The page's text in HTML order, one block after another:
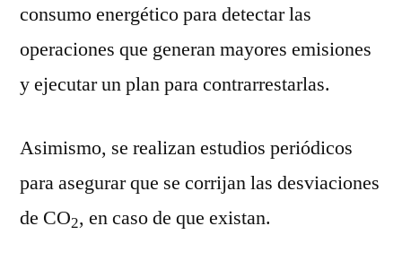
consumo energético para detectar las
operaciones que generan mayores emisiones
y ejecutar un plan para contrarrestarlas.
Asimismo, se realizan estudios periódicos
para asegurar que se corrijan las desviaciones
de CO2, en caso de que existan.